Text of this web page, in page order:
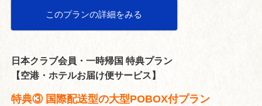
このプランの詳細をみる
日本クラブ会員・一時帰国 特典プラン
【空港・ホテルお届け便サービス】
特典③ 国際配送型の大型POBOX付プラン